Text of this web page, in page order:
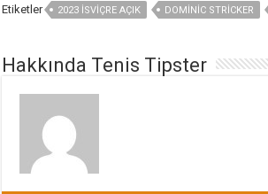
Etiketler 2023 ISVIÇRE AÇIK DOMINIC STRICKER
Hakkında Tenis Tipster